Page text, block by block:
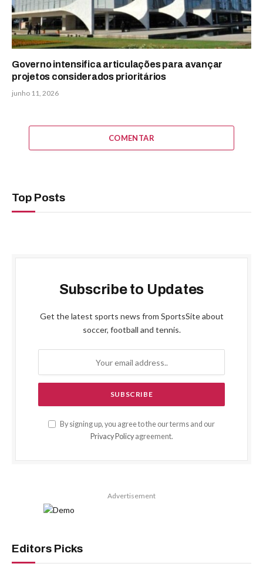
Governo intensifica articulações para avançar
projetos considerados prioritários
junho 11, 2026
COMENTAR
Top Posts
Subscribe to Updates
Get the latest sports news from SportsSite about
soccer, football and tennis.
By signing up, you agree to the our terms and our
Privacy Policyagreement.
Advertisement
Editors Picks